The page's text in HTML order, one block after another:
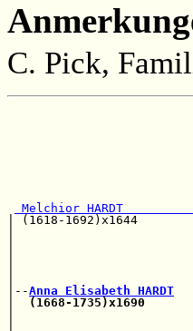
C. Pick,
Melchior
| (1618-
|
|--Anna Elisabeth HARDT
(1668-1735)x1690